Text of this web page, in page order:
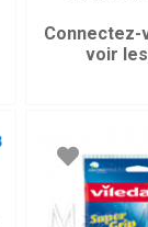
Connectez-
voir